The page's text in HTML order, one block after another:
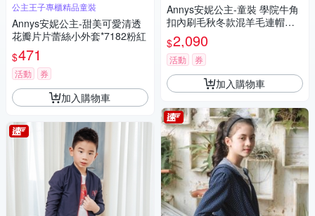
公主王子專櫃精品童裝
Annys安妮公主-甜美可愛清透
花瓣片片蕾絲小外套*7182粉紅
$471
活動 券
加入購物車
Annys安妮公主-童裝 學院牛角
扣內刷毛秋冬款混羊毛連帽大
衣*2670紫色
$2,090
活動 券
加入購物車